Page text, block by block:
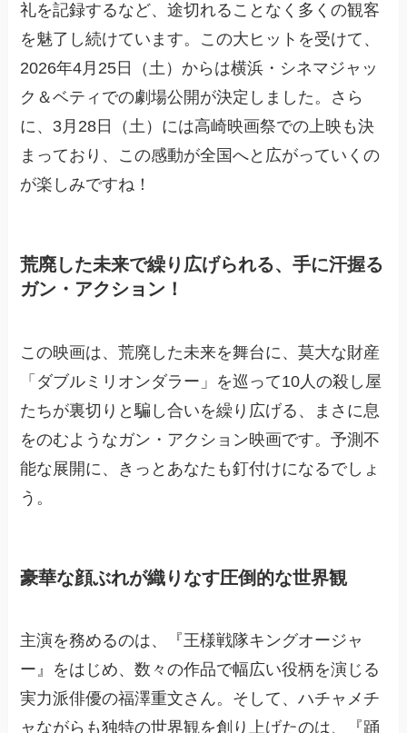
礼を記録するなど、途切れることなく多くの観客
を魅了し続けています。この大ヒットを受けて、
2026年4月25日（土）からは横浜・シネマジャッ
ク＆ベティでの劇場公開が決定しました。さら
に、3月28日（土）には高崎映画祭での上映も決
まっており、この感動が全国へと広がっていくの
が楽しみですね！
荒廃した未来で繰り広げられる、手に汗握る
ガン・アクション！
この映画は、荒廃した未来を舞台に、莫大な財産
「ダブルミリオンダラー」を巡って10人の殺し屋
たちが裏切りと騙し合いを繰り広げる、まさに息
をのむようなガン・アクション映画です。予測不
能な展開に、きっとあなたも釘付けになるでしょ
う。
豪華な顔ぶれが織りなす圧倒的な世界観
主演を務めるのは、『王様戦隊キングオージャ
ー』をはじめ、数々の作品で幅広い役柄を演じる
実力派俳優の福澤重文さん。そして、ハチャメチ
ャながらも独特の世界観を創り上げたのは、『踊